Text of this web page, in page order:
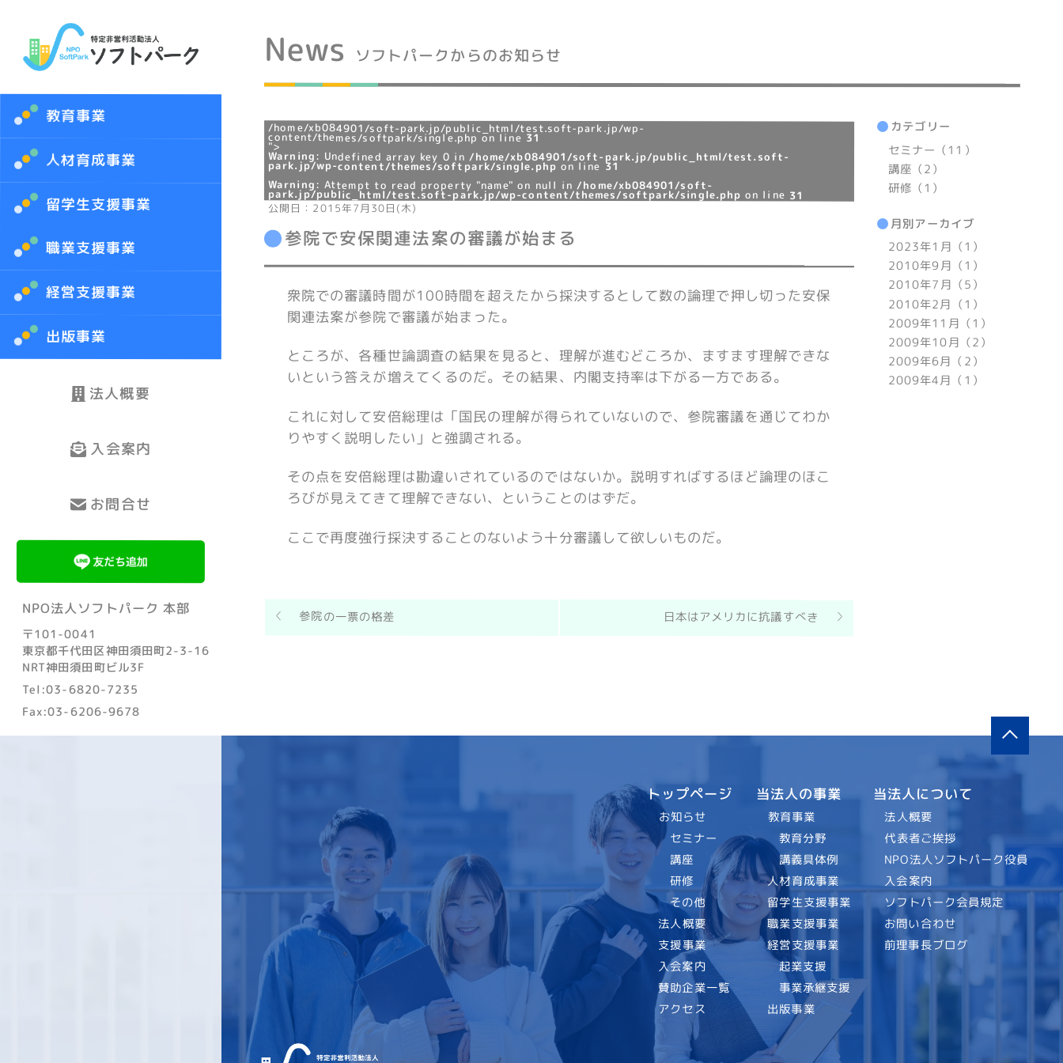
教育事業
人材育成事業
留学生支援事業
職業支援事業
経営支援事業
出版事業
法人概要
入会案内
お問合せ
NPO法人ソフトパーク 本部
〒101-0041
東京都千代田区神田須田町2-3-16
NRT神田須田町ビル3F
Tel:03-6820-7235
Fax:03-6206-9678
News ソフトパークからのお知らせ
/home/xb084901/soft-park.jp/public_html/test.soft-park.jp/wp-
content/themes/softpark/single.php on line31
">
Warning : Undefined array key 0 in /home/xb084901/soft-park.jp/public_html/test.soft-
park.jp/wp-content/themes/softpark/single.php on line 31
Warning : Attempt to read property "name" on null in/home/xb084901/soft-
park.jp/public_html/test.soft-park.jp/wp-content/themes/softpark/single.php on line 31
公開日：2015年7月30日(木)
参院で安保関連法案の審議が始まる
衆院での審議時間が100時間を超えたから採決するとして数の論理で押し切った安保
関連法案が参院で審議が始まった。
ところが、各種世論調査の結果を見ると、理解が進むどころか、ますます理解できな
いという答えが増えてくるのだ。その結果、内閣支持率は下がる一方である。
これに対して安倍総理は「国民の理解が得られていないので、参院審議を通じてわか
りやすく説明したい」と強調される。
その点を安倍総理は勘違いされているのではないか。説明すればするほど論理のほこ
ろびが見えてきて理解できない、ということのはずだ。
ここで再度強行採決することのないよう十分審議して欲しいものだ。
参院の一票の格差 日本はアメリカに抗議すべき
カテゴリー
セミナー（11）
講座（2）
研修（1）
月別アーカイブ
2023年1月（1）
2010年9月（1）
2010年7月（5）
2010年2月（1）
2009年11月（1）
2009年10月（2）
2009年6月（2）
2009年4月（1）
トップページ
お知らせ
セミナー
講座
研修
その他
法人概要
支援事業
入会案内
賛助企業一覧
アクセス
当法人の事業
教育事業
教育分野
講義具体例
人材育成事業
留学生支援事業
職業支援事業
経営支援事業
起業支援
事業承継支援
出版事業
当法人について
法人概要
代表者ご挨拶
NPO法人ソフトパーク役員
入会案内
ソフトパーク会員規定
お問い合わせ
前理事長ブログ